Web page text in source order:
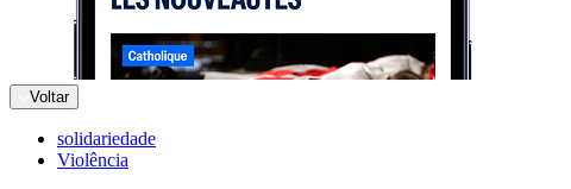
Voltar
solidariedade
Violência